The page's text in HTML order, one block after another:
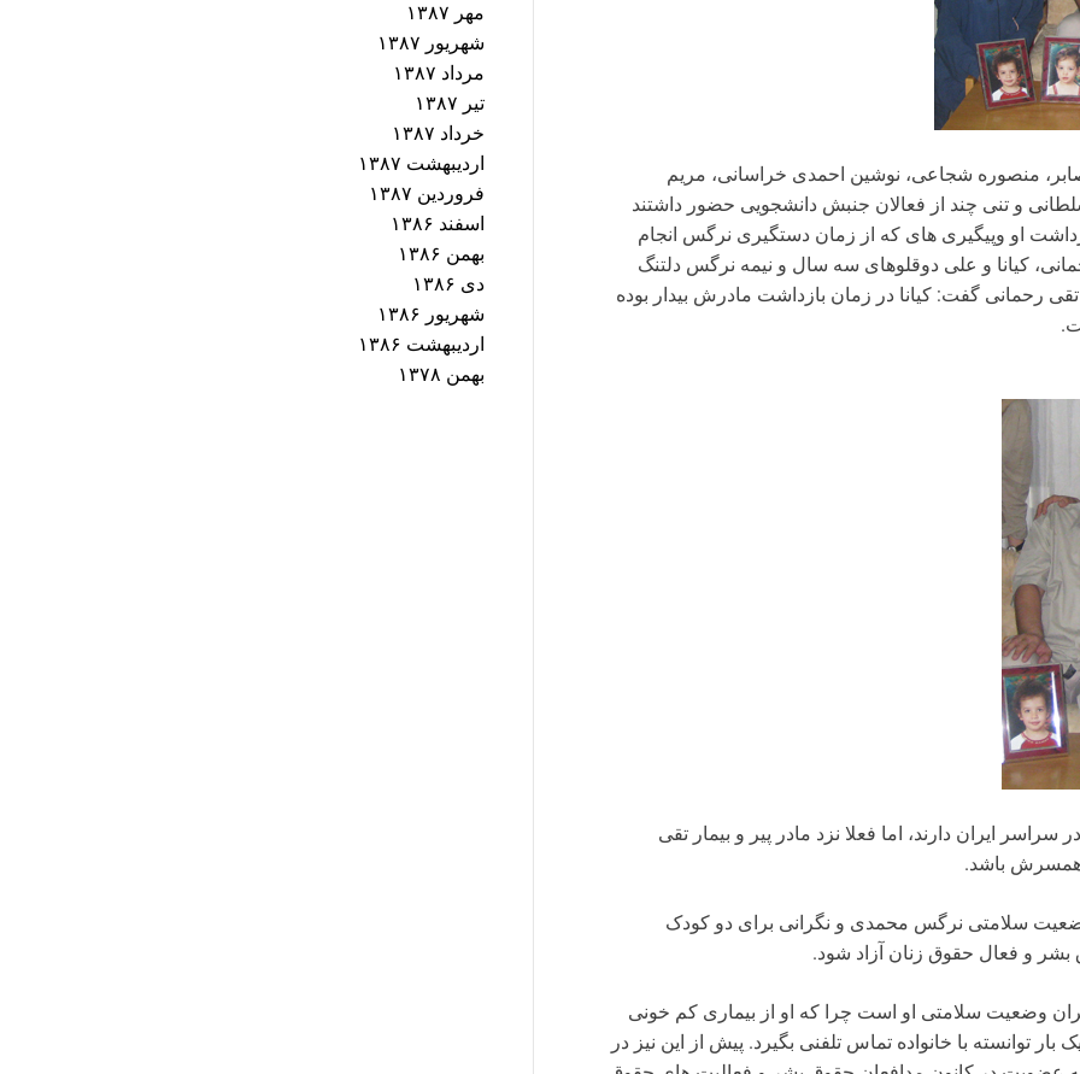
منصوره شجاعی، نوشین احمدی خراسانی، مریم
و تنی چند از فعالان جنبش دانشجویی حضور داشتند
او وپیگیری های که از زمان دستگیری نرگس انجام
کیانا و علی دوقلوهای سه سال و نیمه نرگس دلتنگ
رحمانی گفت: کیانا در زمان بازداشت مادرش بیدار بوده
ایران دارند، اما فعلا نزد مادر پیر و بیمار تقی
همسرش باشد.
وضعیت سلامتی نرگس محمدی و نگرانی برای دو کودک
و فعال حقوق زنان آزاد شود.
وضعیت سلامتی او است چرا که او از بیماری کم خونی
توانسته با خانواده تماس تلفنی بگیرد. پیش از این نیز در
مهر ۱۳۸۷
شهریور ۱۳۸۷
مرداد ۱۳۸۷
تیر ۱۳۸۷
خرداد ۱۳۸۷
اردیبهشت ۱۳۸۷
فروردین ۱۳۸۷
اسفند ۱۳۸۶
بهمن ۱۳۸۶
دی ۱۳۸۶
شهریور ۱۳۸۶
اردیبهشت ۱۳۸۶
بهمن ۱۳۷۸